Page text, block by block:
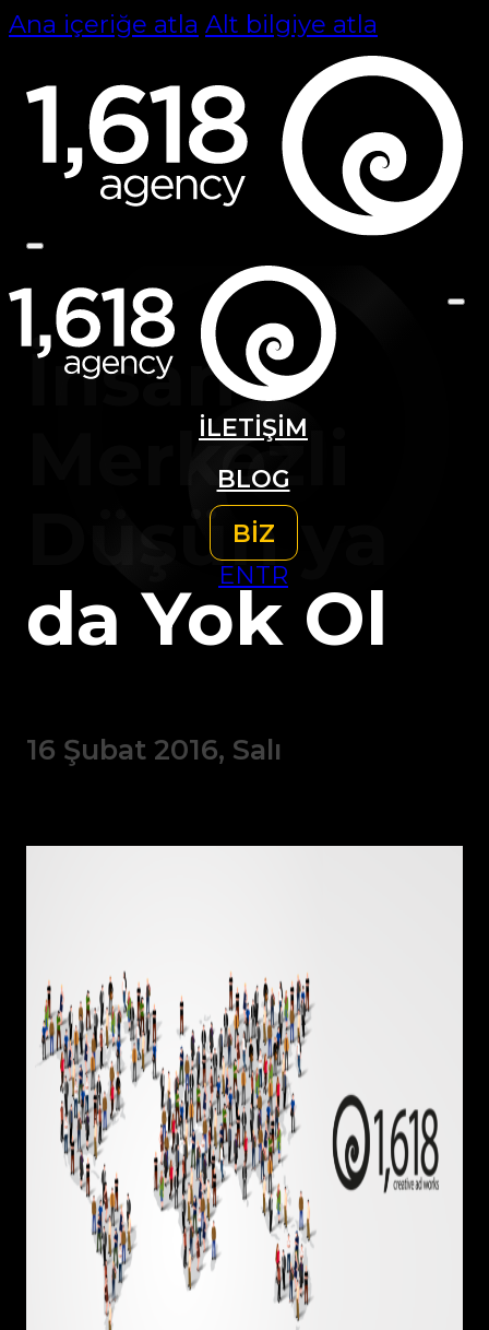
Ana içeriğe atla Alt bilgiye atla
İLETİŞİM
BLOG
BİZ
ENTR
İnsan
Merkezli
Düşün ya
da Yok Ol
16 Şubat 2016, Salı